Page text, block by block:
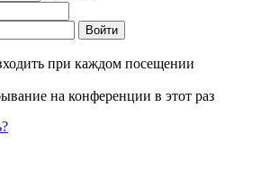
при каждом посещении
на конференции в этот раз